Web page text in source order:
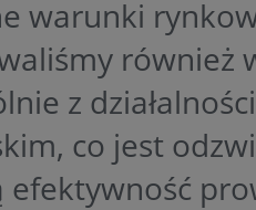
warunki
również
z
co jest
efektywność